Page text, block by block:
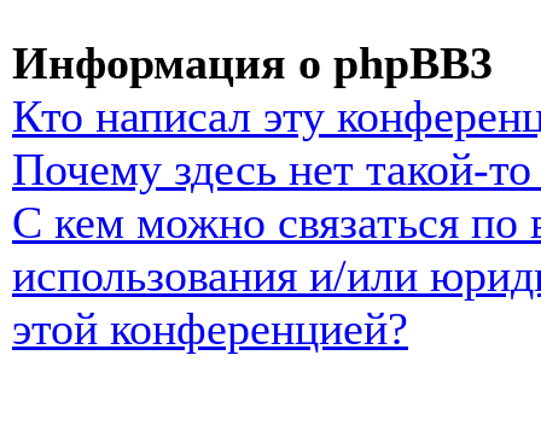
Информация о phpBB3
Кто написал эту
Почему здесь нет такой-
С кем можно связаться по
использования и/или
этой конференцией?